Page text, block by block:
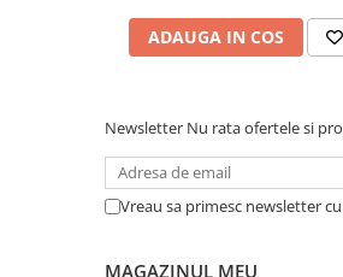
Birotica & Papetarie
Adezivi si benzi adezive
Articole Birotica
ADAUGA IN COS
Newsletter Nu rata ofertele si
Vreau sa primesc newsletter
MAGAZINUL MEU